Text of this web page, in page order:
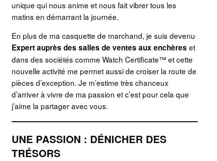
unique qui nous anime et nous fait vibrer tous les
matins en démarrant la journée.
En plus de ma casquette de marchand, je suis devenu
Expert auprès des salles de ventes aux enchères et
dans des sociétés comme Watch Certificate™ et cette
nouvelle activité me permet aussi de croiser la route de
pièces d’exception. Je m’estime très chanceux
d’arriver à vivre de ma passion et c’est pour cela que
j’aime la partager avec vous.
UNE PASSION : DÉNICHER DES
TRÉSORS